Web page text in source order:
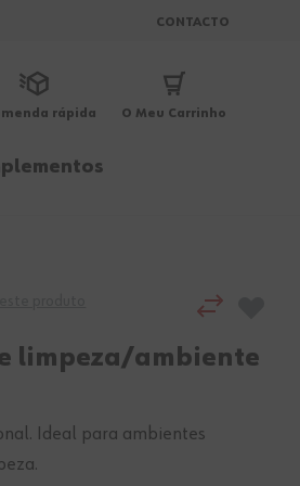
CONTACTO
rápida O Meu Carrinho
limpeza/ambiente
Ideal para ambientes